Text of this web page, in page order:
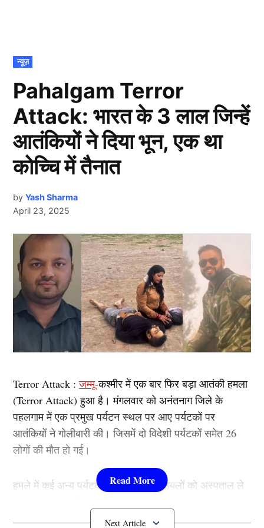
POSTED
IN
न्यूज़
Pahalgam Terror
Attack: भारत के 3 लाल जिन्हें
आतंकियों ने दिया भून, एक था
कोच्चि में तैनात
by Yash Sharma
April 23, 2025
Terror Attack :जम्मू-कश्मीर में एक बार फिर बड़ा आतंकी हमला
(Terror Attack) हुआ है। मंगलवार को अनंतनाग जिले के
पहलगाम में एक प्रमुख पर्यटन स्थल पर आए पर्यटकों पर
आतंकियों ने गोलीबारी की। जिसमें दो विदेशी पर्यटकों समेत 26
लोगों की मौत हो गई।
हमले में कई अन्य पर्यटक घायल हो गए। घायलों को अस्पताल ले
(Terror Attack) में तीन महत्वपूर्ण अफसर की भी मौत हुई है।